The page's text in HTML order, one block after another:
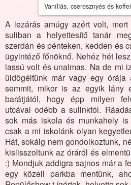
Vaníliás, cseresznyés és
A lezárás amúgy azért volt,
suliban a helyettesítő tanár
szerdán és pénteken, kedden és
ügyintéző főnöknő. Nehéz hét
lassú volt és unalmas. Na de mi
üldögéltünk már vagy egy
semmit, mikor is az egyik lány
barátjától, hogy épp milyen
utcával odébb a sulinktól.
sok más iskola és munkahely is
csak a mi iskolánk olyan
Hát, sokáig nem gondolkoztunk,
kislisszoltunk az óráról és
:) Mondjuk addigra sajnos már a
egy közeli parkba mentünk,